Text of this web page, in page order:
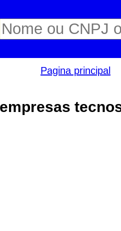
Pagina principal